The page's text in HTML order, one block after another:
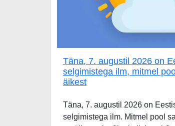
Täna, 7. augustil 2026 on
selgimistega ilm, mitmel
äikest
Täna, 7. augustil 2026 on
selgimistega ilm. Mitmel pool